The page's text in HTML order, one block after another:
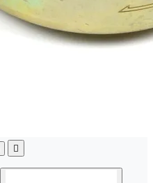
